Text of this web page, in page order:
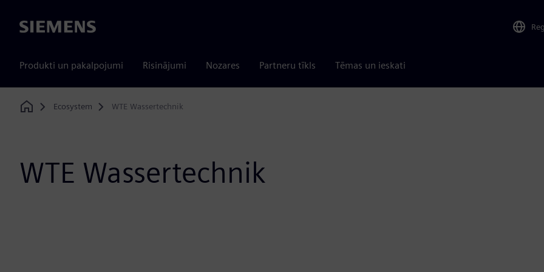
Siemens
Produkti un pakalpojumi Risinājumi Nozares Partneru tīkls Tēmas un ieskati
Home
Ecosystem WTE Wassertechnik
WTE Wassertechnik